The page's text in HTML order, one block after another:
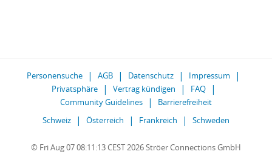
Personensuche AGB Datenschutz
Impressum
Privatsphäre
Vertrag kündigen
FAQ
Community Guidelines
Barrierefreiheit
Schweiz
Österreich Frankreich Schweden
© Fri Aug 07 08:11:13 CEST 2026 Ströer Connections GmbH